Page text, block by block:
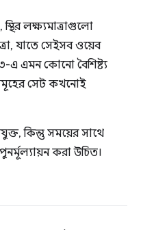
লক্ষ্যমাত্রাগুলো
যাতে সেইসব ওয়েব
এ এমন কোনো বৈশিষ্ট্য
সেট কখনোই
কিন্তু সময়ের সাথে
করা উচিত।